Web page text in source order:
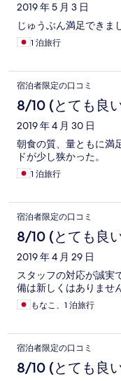
2019 年 5 月 3 日
じゅうぶん満足できま
1 泊旅行
宿泊者限定の口コミ
8/10 (とても良
2019 年 4 月 30 日
朝食の質、量ともに満
ドが少し狭かった。
1 泊旅行
宿泊者限定の口コミ
8/10 (とても良
2019 年 4 月 29 日
スタッフの対応が誠実
備は新しくはありませ
もなこ、1 泊旅行
宿泊者限定の口コミ
8/10 (とても良